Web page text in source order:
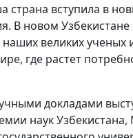
страна вступила в
В новом
наших великих
где растет
докладами
наук